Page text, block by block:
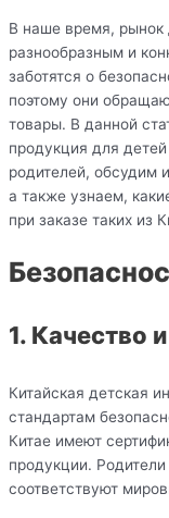
В наше время, рынок
разнообразным и
заботятся о
поэтому они
товары. В данной
продукция для
родителей, обсудим
а также узнаем,
при заказе таких из
1. Качество
Китайская детская
стандартам
Китае имеют
продукции.
соответствуют